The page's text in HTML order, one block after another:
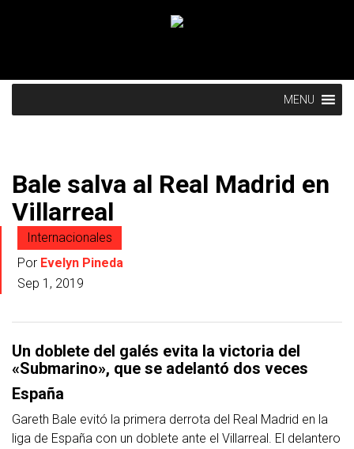
MENU
Bale salva al Real Madrid en
Villarreal
Internacionales
Por Evelyn Pineda
Sep 1, 2019
Un doblete del galés evita la victoria del
«Submarino», que se adelantó dos veces
España
Gareth Bale evitó la primera derrota del Real Madrid en la
liga de España con un doblete ante el Villarreal. El delantero